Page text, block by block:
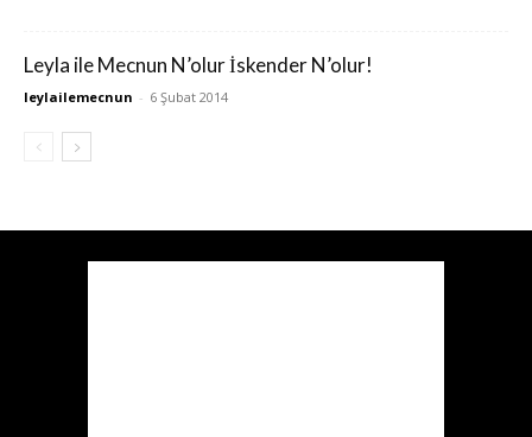
Leyla ile Mecnun N’olur İskender N’olur!
leylailemecnun - 6 Şubat 2014